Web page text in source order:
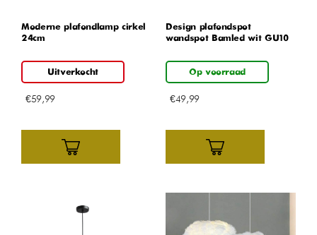
Moderne plafondlamp cirkel
24cm
Uitverkocht
€59,99
Design plafondspot
wandspot Bamled wit GU10
Op voorraad
€49,99